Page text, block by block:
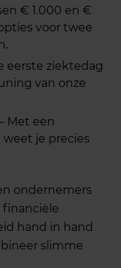
€ 1.000 en €
voor twee
eerste ziektedag
van onze
Met een
je precies
ondernemers
financiële
hand in hand
slimme